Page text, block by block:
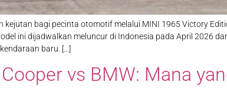
kejutan bagi pecinta otomotif melalui MINI 1965 Victory
ini dijadwalkan meluncur di Indonesia pada April 2026
baru. […]
vs BMW: Mana